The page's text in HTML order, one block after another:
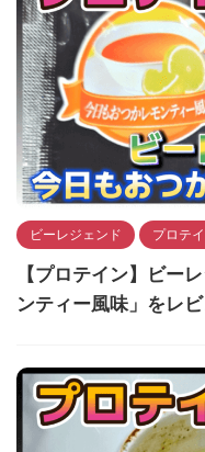
ビーレジェンド プロテ
【プロテイン】ビー
ンティー風味」をレ